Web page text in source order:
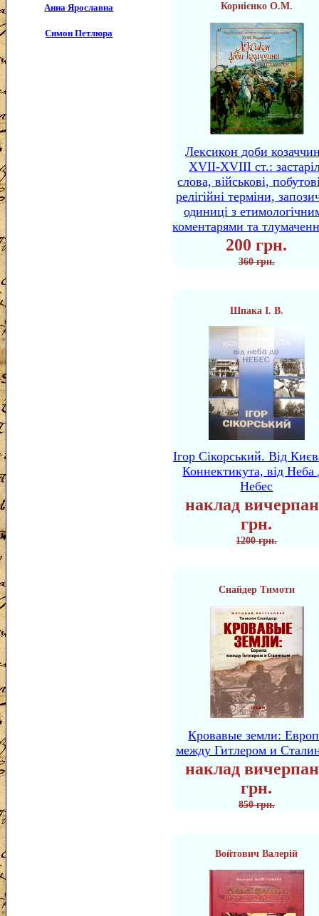
Анна Ярославна
Симон Петлюра
Корнієнко О.М.
Лексикон доби
XVII-XVIII ст.:
слова, військові,
релігійні терміни,
одиниці з
коментарями та
200 грн.
360 грн.
Шпака І. В.
Ігор Сікорський. Від
Коннектикута, від Неба
Небес
наклад
грн.
1200 грн.
Снайдер Тимоти
Кровавые земли:
между Гитлером и
наклад
грн.
850 грн.
Войтович Валерій